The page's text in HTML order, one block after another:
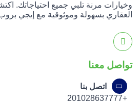
وخيارات مرنة تلبي جميع احتياجاتك.
العقاري بسهولة وموثوقية مع إيجي
تواصل معنا
اتصل بنا
+201028637777